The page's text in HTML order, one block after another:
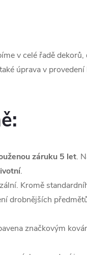
v celé řadě dekorů,
úprava v
záruku 5 let.
.
Kromě
drobnějších
značkovým